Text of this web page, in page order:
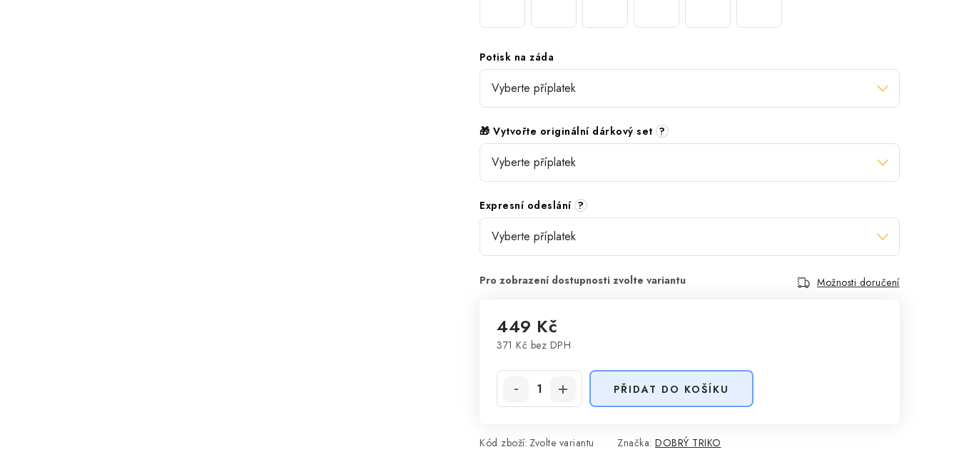
Potisk na záda
🎁 Vytvořte originální dárkový set ?
Expresní odeslání ?
Možnosti doručení
449 Kč
371 Kč bez DPH
PŘIDAT DO KOŠÍKU
Kód zboží: Zvolte variantu Značka: DOBRÝ TRIKO